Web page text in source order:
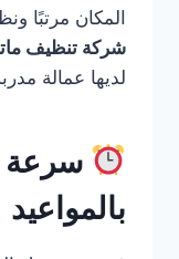
المكان مرتبًا
شركة تنظيف
لديها عمالة
سرعة
بالمواعيد